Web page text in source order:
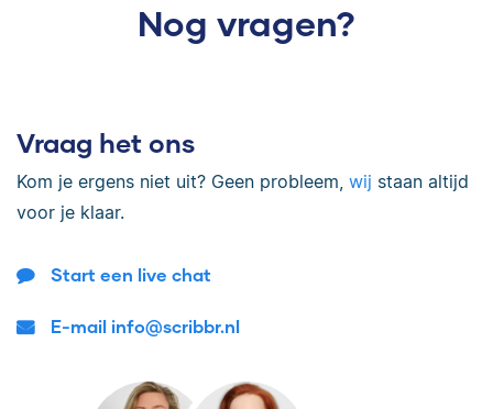
Nog vragen?
Vraag het ons
Kom je ergens niet uit? Geen probleem, wij staan altijd
voor je klaar.
Start een live chat
E-mail info@scribbr.nl